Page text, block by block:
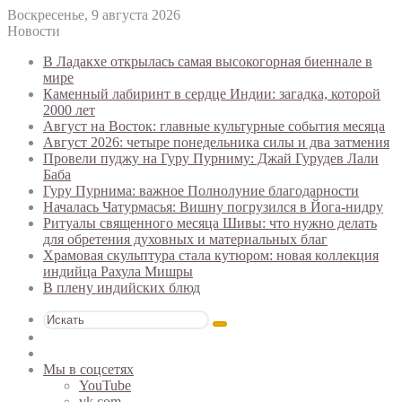
Воскресенье, 9 августа 2026
Новости
В Ладакхе открылась самая высокогорная биеннале в
мире
Каменный лабиринт в сердце Индии: загадка, которой
2000 лет
Август на Восток: главные культурные события месяца
Август 2026: четыре понедельника силы и два затмения
Провели пуджу на Гуру Пурниму: Джай Гурудев Лали
Баба
Гуру Пурнима: важное Полнолуние благодарности
Началась Чатурмасья: Вишну погрузился в Йога-нидру
Ритуалы священного месяца Шивы: что нужно делать
для обретения духовных и материальных благ
Храмовая скульптура стала кутюром: новая коллекция
индийца Рахула Мишры
В плену индийских блюд
Искать
статья
Мы в соцсетях
YouTube